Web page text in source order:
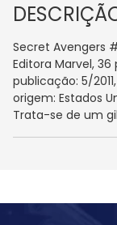
Secret Avengers
Editora Marvel,
publicação: 5/
origem: Estados
Trata-se de um